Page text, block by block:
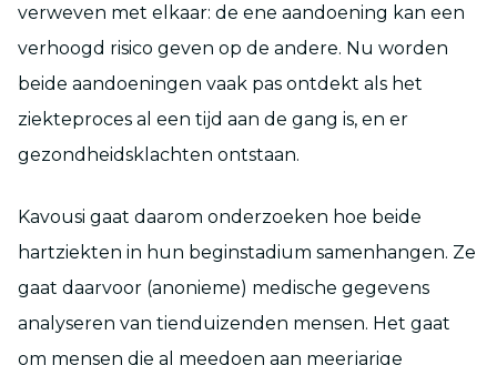
verweven met elkaar: de ene aandoening kan een
verhoogd risico geven op de andere. Nu worden
beide aandoeningen vaak pas ontdekt als het
ziekteproces al een tijd aan de gang is, en er
gezondheidsklachten ontstaan.
Kavousi gaat daarom onderzoeken hoe beide
hartziekten in hun beginstadium samenhangen. Ze
gaat daarvoor (anonieme) medische gegevens
analyseren van tienduizenden mensen. Het gaat
om mensen die al meedoen aan meerjarige